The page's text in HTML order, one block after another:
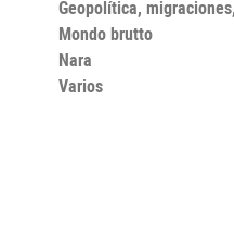
Geopolítica,
Mondo brutto
Nara
Varios